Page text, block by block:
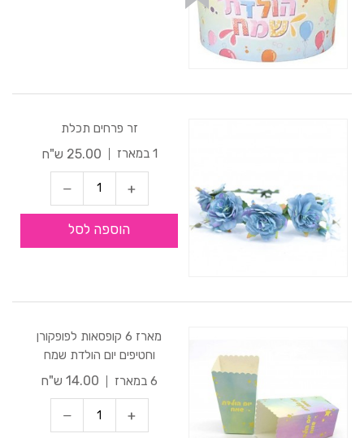
זר פרחים תכלת
1 במארז
25.00 ש"ח
הוספה לסל
מארז 6 קופסאות לפופקורן
וחטיפים יום הולדת שמח
6 במארז
14.00 ש"ח